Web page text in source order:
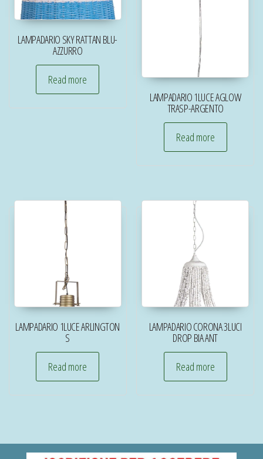
LAMPADARIO SKY RATTAN BLU-
AZZURRO
Read more
LAMPADARIO 1LUCE AGLOW
TRASP-ARGENTO
Read more
LAMPADARIO 1LUCE ARLINGTON
S
Read more
LAMPADARIO CORONA 3LUCI
DROP BIA ANT
Read more